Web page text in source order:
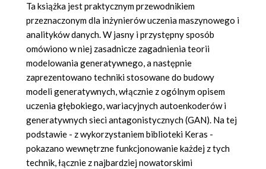
Ta książka jest praktycznym przewodnikiem
przeznaczonym dla inżynierów uczenia maszynowego i
analityków danych. W jasny i przystępny sposób
omówiono w niej zasadnicze zagadnienia teorii
modelowania generatywnego, a następnie
zaprezentowano techniki stosowane do budowy
modeli generatywnych, włącznie z ogólnym opisem
uczenia głębokiego, wariacyjnych autoenkoderów i
generatywnych sieci antagonistycznych (GAN). Na tej
podstawie - z wykorzystaniem biblioteki Keras -
pokazano wewnętrzne funkcjonowanie każdej z tych
technik, łącznie z najbardziej nowatorskimi